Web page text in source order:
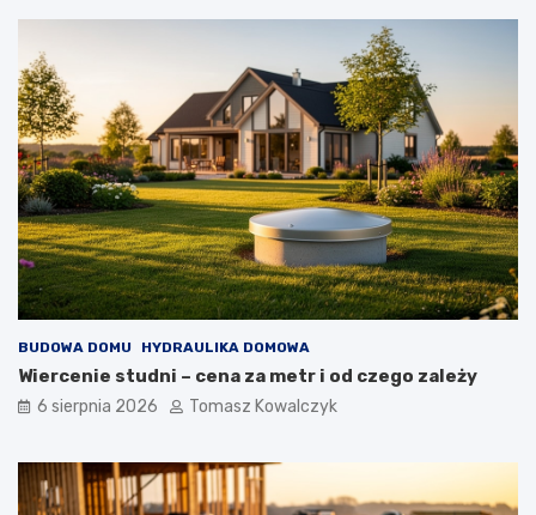
BUDOWA DOMU HYDRAULIKA DOMOWA
Wiercenie studni – cena za metr i od czego zależy
6 sierpnia 2026 Tomasz Kowalczyk